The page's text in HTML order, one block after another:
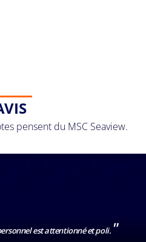
pensent du MSC Seaview.
est attentionné et poli. "